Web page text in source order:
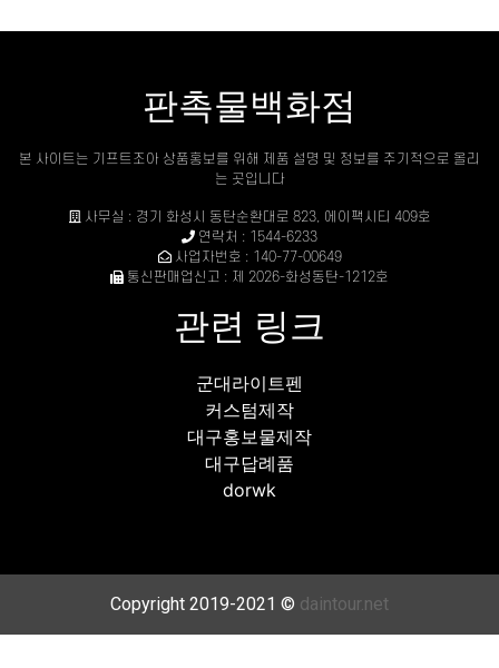
판촉물백화점
본 사이트는 기프트조아 상품홍보를 위해 제품 설명 및 정보를 주기적으로 올리
는 곳입니다
사무실 : 경기 화성시 동탄순환대로 823, 에이팩시티 409호
연락처 : 1544-6233
사업자번호 : 140-77-00649
통신판매업신고 : 제 2026-화성동탄-1212호
관련 링크
군대라이트펜
커스텀제작
대구홍보물제작
대구답례품
dorwk
Copyright 2019-2021 © daintour.net